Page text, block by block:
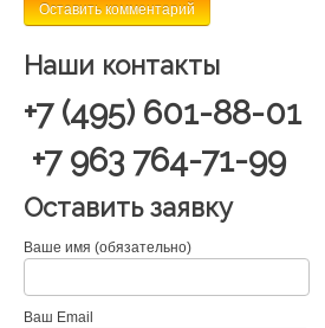
Наши контакты
+7 (495) 601-88-01
+7 963 764-71-99
Оставить заявку
Ваше имя (обязательно)
Ваш Email